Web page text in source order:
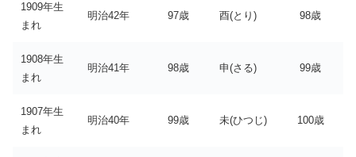
1909年生
まれ
明治42年 97歳 酉(とり) 98歳
1908年生
まれ
明治41年 98歳 申(さる) 99歳
1907年生
まれ
明治40年 99歳 未(ひつじ) 100歳